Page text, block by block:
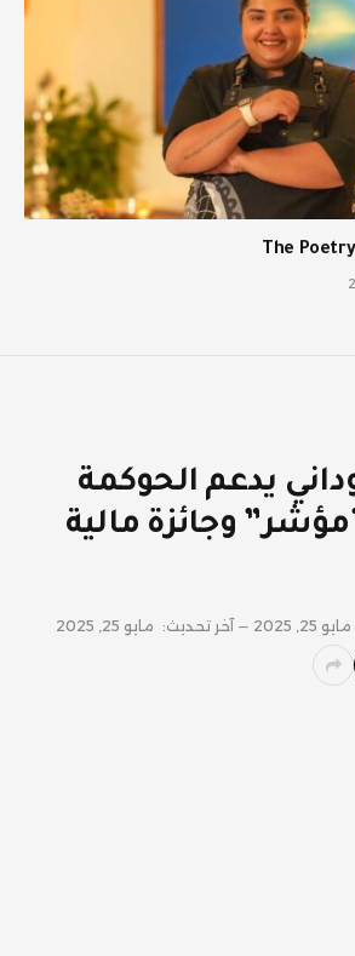
The
يدعم الحوكمة
وجائزة مالية
مايو 25, 2025 آخر تحديث: مايو 25, 2025